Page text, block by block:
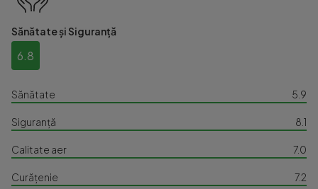
Sănătate și Siguranță
6.8
Sănătate 5.9
Siguranță 8.1
Calitate aer 7.0
Curățenie 7.2